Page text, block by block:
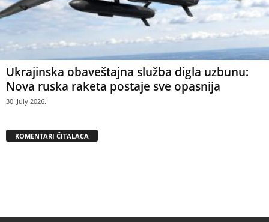
Ukrajinska obaveštajna služba digla uzbunu:
Nova ruska raketa postaje sve opasnija
30. July 2026.
KOMENTARI ČITALACA